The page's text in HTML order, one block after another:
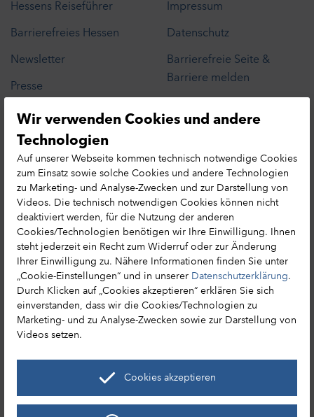
Hessens Reiseführer
Barrierefreies Hessen
Newsletter
Presse
Leichte Sprache
Erlebnisse in Hessen
Reisemagazin bestellen
Impressum
Datenschutz
Barrierefreie Seite &
Barriere melden
Tourismusnetzwerk
HA Hessen Agentur GmbH
Hessen Tourismus
Mainzer Str. 118
65189 Wiesbaden
+49 (0) 611 / 95017 – 8191
Datenschutzhinweis
Wir verwenden Cookies und andere
Technologien
Auf unserer Webseite kommen technisch notwendige Cookies
zum Einsatz sowie solche Cookies und andere Technologien
zu Marketing- und Analyse-Zwecken und zur Darstellung von
Videos. Die technisch notwendigen Cookies können nicht
deaktiviert werden, für die Nutzung der anderen
Cookies/Technologien benötigen wir Ihre Einwilligung. Ihnen
steht jederzeit ein Recht zum Widerruf oder zur Änderung
Ihrer Einwilligung zu. Nähere Informationen finden Sie unter
„Cookie-Einstellungen“ und in unserer Datenschutzerklärung.
Durch Klicken auf „Cookies akzeptieren“ erklären Sie sich
einverstanden, dass wir die Cookies/Technologien zu
Marketing- und zu Analyse-Zwecken sowie zur Darstellung von
Videos setzen.
Cookies akzeptieren